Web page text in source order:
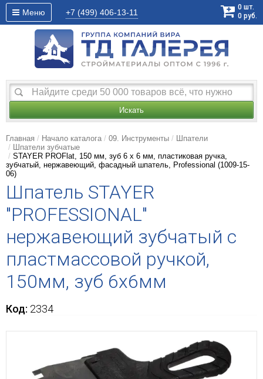
Меню +7 (499) 406-13-11
0 шт.
0 руб.
Искать
Главная Начало каталога 09. Инструменты
Шпатели
Шпатели зубчатые
STAYER PROFlat, 150 мм, зуб 6 х 6 мм, пластиковая ручка,
зубчатый, нержавеющий, фасадный шпатель, Professional (1009-15-
06)
Шпатель STAYER
"PROFESSIONAL"
нержавеющий зубчатый с
пластмассовой ручкой,
150мм, зуб 6х6мм
Код: 2334